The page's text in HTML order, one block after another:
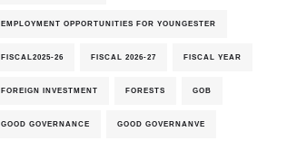
EMPLOYMENT OPPORTUNITIES FOR YOUNGESTER
FISCAL2025-26 FISCAL 2026-27 FISCAL YEAR
FOREIGN INVESTMENT FORESTS GOB
GOOD GOVERNANCE GOOD GOVERNANVE